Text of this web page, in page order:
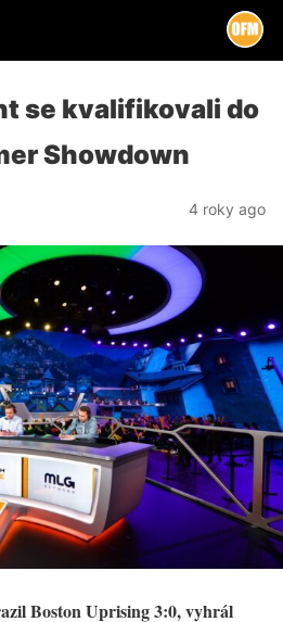
se kvalifikovali do
Showdown
4 roky ago
Boston Uprising 3:0, vyhrál